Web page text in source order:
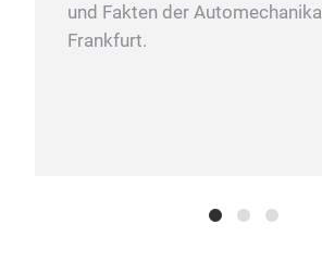
und Fakten der Automechanika
Frankfurt.